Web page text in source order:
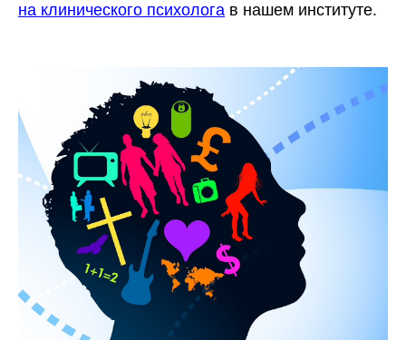
на клинического психолога в нашем институте.